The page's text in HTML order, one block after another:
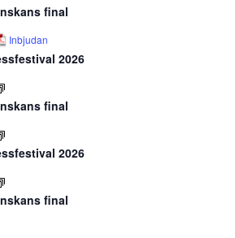
final
Inbjudan
2026
final
2026
final